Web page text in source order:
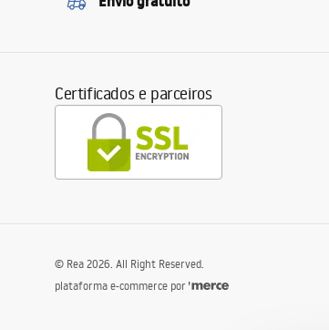
Certificados e parceiros
© Rea 2026. All Right Reserved.
plataforma e-commerce por